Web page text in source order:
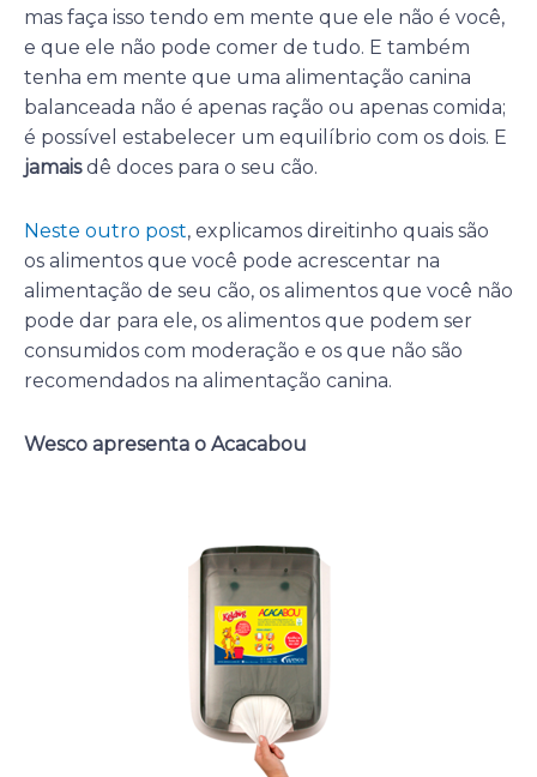
mas faça isso tendo em mente que ele não é você,
e que ele não pode comer de tudo. E também
tenha em mente que uma alimentação canina
balanceada não é apenas ração ou apenas comida;
é possível estabelecer um equilíbrio com os dois. E
jamaisdê doces para o seu cão.
Neste outro post, explicamos direitinho quais são
os alimentos que você pode acrescentar na
alimentação de seu cão, os alimentos que você não
pode dar para ele, os alimentos que podem ser
consumidos com moderação e os que não são
recomendados na alimentação canina.
Wesco apresenta o Acacabou